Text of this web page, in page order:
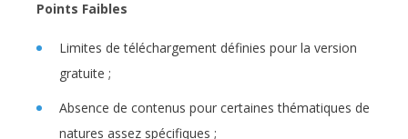
Points Faibles
Limites de téléchargement définies pour la version
gratuite ;
Absence de contenus pour certaines thématiques de
natures assez spécifiques ;